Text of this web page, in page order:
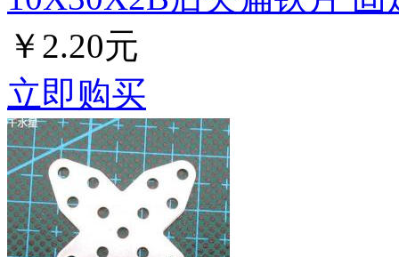
￥2.20元
立即购买